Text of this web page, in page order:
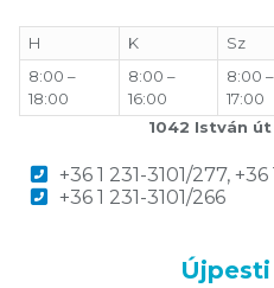
H K Sz
8:00 –
18:00
8:00 –
16:00
8:00 –
17:00
1042 István út
+36 1 231-3101/277,
+36 1 231-3101/266